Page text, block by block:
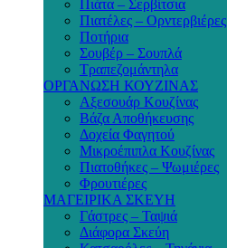
Πιάτα – Σερβίτσια
Πιατέλες – Ορντερβιέρες
Ποτήρια
Σουβέρ – Σουπλά
Τραπεζομάντηλα
ΟΡΓΑΝΩΣΗ ΚΟΥΖΙΝΑΣ
Αξεσουάρ Κουζίνας
Βάζα Αποθήκευσης
Δοχεία Φαγητού
Μικροέπιπλα Κουζίνας
Πιατοθήκες – Ψωμιέρες
Φρουτιέρες
ΜΑΓΕΙΡΙΚΑ ΣΚΕΥΗ
Γάστρες – Ταψιά
Διάφορα Σκεύη